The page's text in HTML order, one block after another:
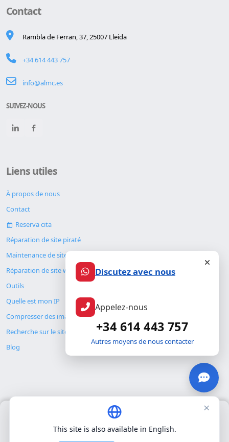
Contact
Rambla de Ferran, 37, 25007 Lleida
+34 614 443 757
info@almc.es
SUIVEZ-NOUS
Liens utiles
À propos de nous
Contact
Reserva cita
Réparation de site piraté
Maintenance de site web
Réparation de site web
Outils
Quelle est mon IP
Compresser des images
Recherche sur le site
Blog
© Copyright 2026. ALMC SECURITY S.L.U.
Nous utilisons uniquement nos propres cookies pour le
Politique de confidentialité.
Discutez avec nous
Appelez-nous
+34 614 443 757
Autres moyens de nous contacter
×
This site is also available in English.